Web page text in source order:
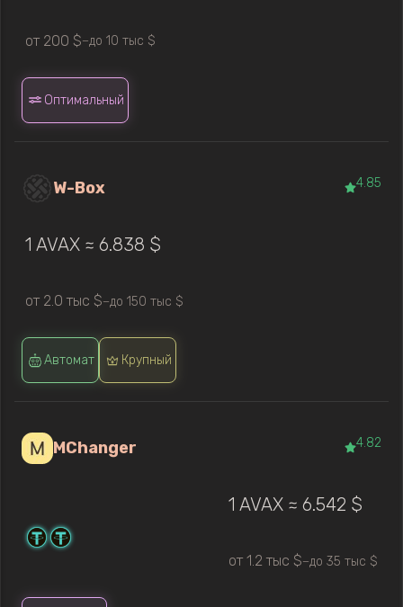
от 200 $—до 10 тыс $
Оптимальный
W-Box 4.85
1 AVAX ≈ 6.838 $
от 2.0 тыс $—до 150 тыс $
Автомат Крупный
MChanger 4.82
1 AVAX ≈ 6.542 $
от 1.2 тыс $—до 35 тыс $